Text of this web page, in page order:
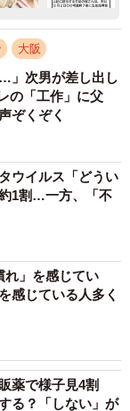
大阪
」次男が差し出し
の「工作」に父
ぞくぞく
ウイルス「どうい
1割…一方、「不
れ」を感じてい
感じている人多く
薬で様子見4割
る？「しない」が